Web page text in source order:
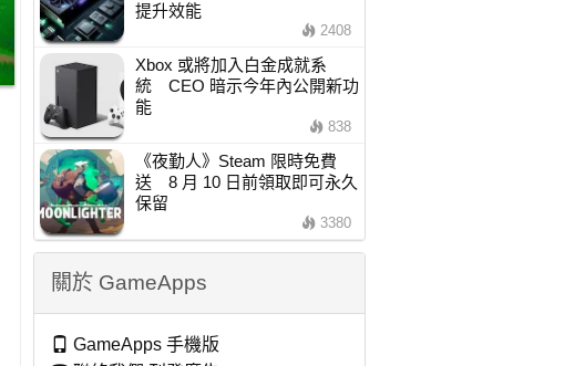
提升效能
2408
Xbox 或將加入白金成就系
統 CEO 暗示今年內公開新功
能
838
《夜勤人》Steam 限時免費
送 8 月 10 日前領取即可永久
保留
3380
關於 GameApps
GameApps 手機版